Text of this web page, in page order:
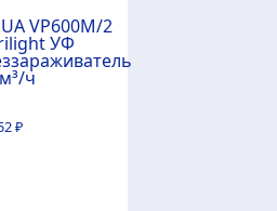
VP600M/2
УФ
ч
₽